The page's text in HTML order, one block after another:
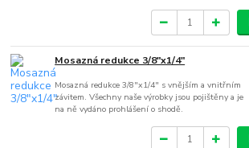
Mosazná redukce 3/8"x1/4"
Mosazná redukce 3/8"x1/4" s vnějším a vnitřním
závitem. Všechny naše výrobky jsou pojištěny a je
na ně vydáno prohlášení o shodě.